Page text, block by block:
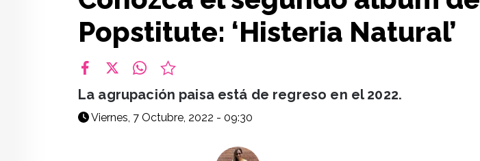
Popstitute: ‘Histeria Natural’
La agrupación paisa está de regreso en el 2022.
Viernes, 7 Octubre, 2022 - 09:30